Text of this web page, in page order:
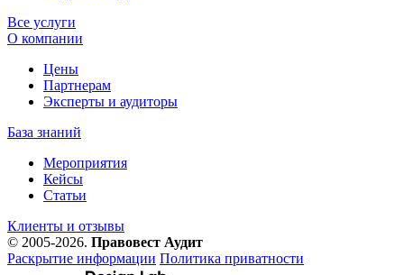
Все услуги
О компании
Цены
Партнерам
Эксперты и аудиторы
База знаний
Мероприятия
Кейсы
Статьи
Клиенты и отзывы
© 2005-2026. Правовест Аудит
Раскрытие информации Политика приватности